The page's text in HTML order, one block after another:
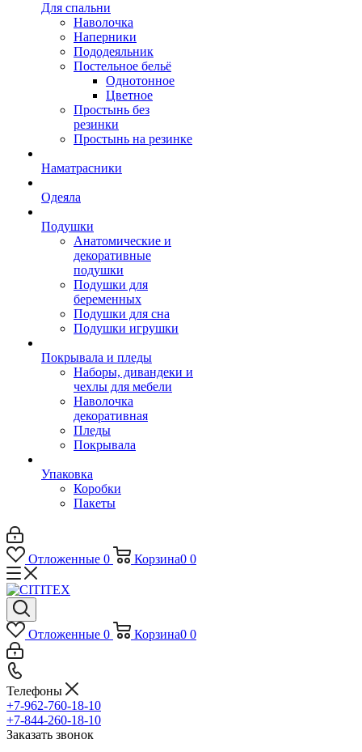
Для спальни
Наволочка
Наперники
Пододеяльник
Постельное бельё
Однотонное
Цветное
Простынь без
резинки
Простынь на резинке
Наматрасники
Одеяла
Подушки
Анатомические и
декоративные
подушки
Подушки для
беременных
Подушки для сна
Подушки игрушки
Покрывала и пледы
Наборы, дивандеки и
чехлы для мебели
Наволочка
декоративная
Пледы
Покрывала
Упаковка
Коробки
Пакеты
Отложенные 0 Корзина0 0
Отложенные 0 Корзина0 0
Телефоны
+7-962-760-18-10
+7-844-260-18-10
Заказать звонок